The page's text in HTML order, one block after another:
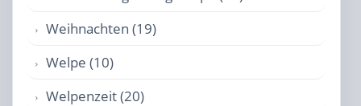
Weihnachten (19)
Welpe (10)
Welpenzeit (20)